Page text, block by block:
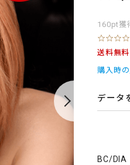
160pt獲
送料無
購入時
データ
BC/DIA